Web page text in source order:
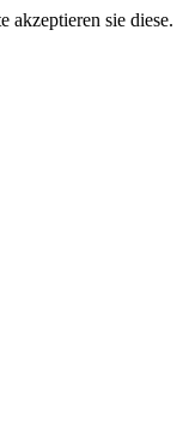
akzeptieren sie diese.